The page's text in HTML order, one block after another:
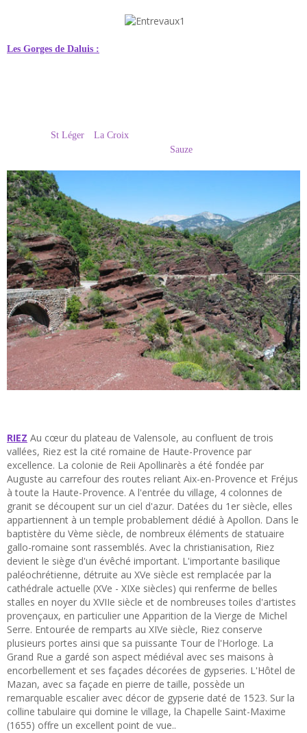
Les Gorges de Daluis :
St Léger La Croix
Sauze
RIEZ Au cœur du plateau de Valensole, au confluent de trois
vallées, Riez est la cité romaine de Haute-Provence par
excellence. La colonie de Reii Apollinarès a été fondée par
Auguste au carrefour des routes reliant Aix-en-Provence et Fréjus
à toute la Haute-Provence. A l'entrée du village, 4 colonnes de
granit se découpent sur un ciel d'azur. Datées du 1er siècle, elles
appartiennent à un temple probablement dédié à Apollon. Dans le
baptistère du Vème siècle, de nombreux éléments de statuaire
gallo-romaine sont rassemblés. Avec la christianisation, Riez
devient le siège d'un évêché important. L'importante basilique
paléochrétienne, détruite au XVe siècle est remplacée par la
cathédrale actuelle (XVe - XIXe siècles) qui renferme de belles
stalles en noyer du XVIIe siècle et de nombreuses toiles d'artistes
provençaux, en particulier une Apparition de la Vierge de Michel
Serre. Entourée de remparts au XIVe siècle, Riez conserve
plusieurs portes ainsi que sa puissante Tour de l'Horloge. La
Grand Rue a gardé son aspect médiéval avec ses maisons à
encorbellement et ses façades décorées de gypseries. L'Hôtel de
Mazan, avec sa façade en pierre de taille, possède un
remarquable escalier avec décor de gypserie daté de 1523. Sur la
colline tabulaire qui domine le village, la Chapelle Saint-Maxime
(1655) offre un excellent point de vue..